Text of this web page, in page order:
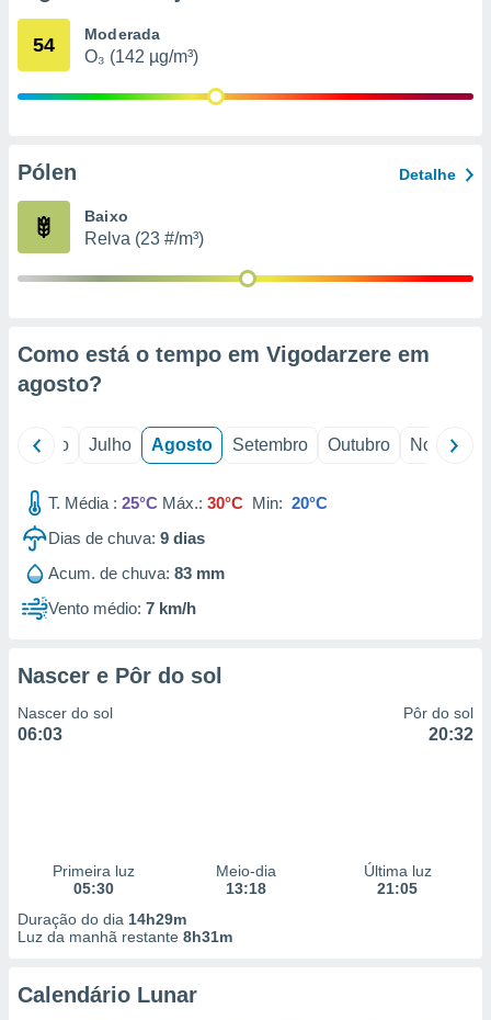
através
de
54 Moderada
O₃ (142 µg/m³)
Pólen Detalhe
Baixo
Relva (23 #/m³)
Como está o tempo em Vigodarzere em
agosto?
Junho Julho Agosto Setembro Outubro Novembro
T. Média : 25°C Máx.: 30°C Min: 20°C
Dias de chuva: 9 dias
Acum. de chuva: 83 mm
Vento médio: 7 km/h
Nascer e Pôr do sol
Nascer do sol
06:03
Pôr do sol
20:32
Primeira luz
05:30
Meio-dia
13:18
Última luz
21:05
Duração do dia 14h29m
Luz da manhã restante 8h31m
Calendário Lunar